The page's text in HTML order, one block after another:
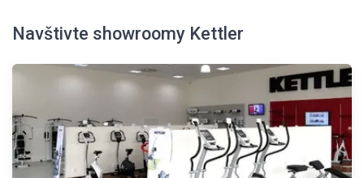
Navštivte showroomy Kettler